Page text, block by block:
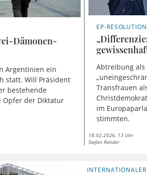
Dämonen-
Argentinien ein
statt. Will Präsident
bestehende
Opfer der Diktatur
EP-RESOLUTION
Abtreibung
Transfrauen
im
stimmten.
18.02.2026, 13 Uhr
Stefan Rehder